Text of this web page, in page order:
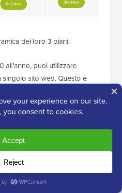
dei loro 3 piani:
all'anno, puoi utilizzare
singolo sito web. Questo è
o per i freelance che
un sito di fotografia stock,
o qualsiasi altra piattaforma
di vendere il proprio lavoro
su più siti web? Al
Pro ti permette di installare